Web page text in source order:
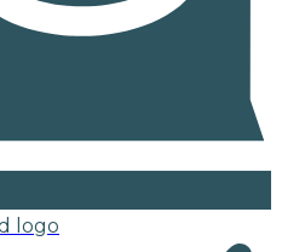
logo